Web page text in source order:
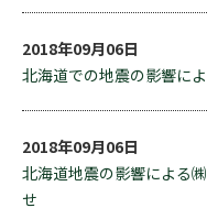
2018年09月06日
北海道での地震の影響に
2018年09月06日
北海道地震の影響による
せ